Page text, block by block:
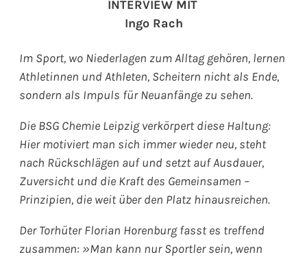
INTERVIEW MIT
Ingo Rach
Im Sport, wo Niederlagen zum Alltag gehören, lernen
Athletinnen und Athleten, Scheitern nicht als Ende,
sondern als Impuls für Neuanfänge zu sehen.
Die BSG Chemie Leipzig verkörpert diese Haltung:
Hier motiviert man sich immer wieder neu, steht
nach Rückschlägen auf und setzt auf Ausdauer,
Zuversicht und die Kraft des Gemeinsamen –
Prinzipien, die weit über den Platz hinausreichen.
Der Torhüter Florian Horenburg fasst es treffend
zusammen: »Man kann nur Sportler sein, wenn